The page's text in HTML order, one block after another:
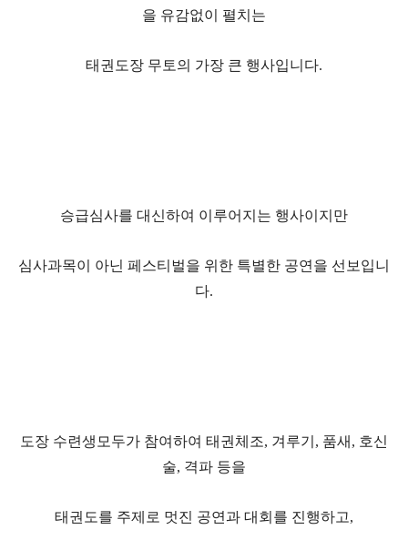
을 유감없이 펼치는
태권도장 무토의 가장 큰 행사입니다.
승급심사를 대신하여 이루어지는 행사이지만
심사과목이 아닌 페스티벌을 위한 특별한 공연을 선보입니
다.
도장 수련생모두가 참여하여 태권체조, 겨루기, 품새, 호신
술, 격파 등을
태권도를 주제로 멋진 공연과 대회를 진행하고,